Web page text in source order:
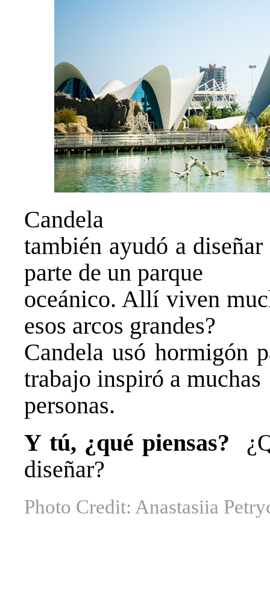
Candela
también ayudó a
parte de un parque
oceánico. Allí viven
esos arcos grandes?
Candela usó hormigón
trabajo inspiró a muchas
personas.
Y tú, ¿qué piensas?
diseñar?
Photo Credit: Anastasiia